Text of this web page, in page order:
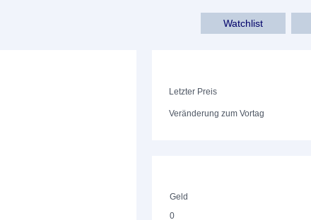
Watchlist
Letzter Preis
Veränderung zum Vortag
Geld
0